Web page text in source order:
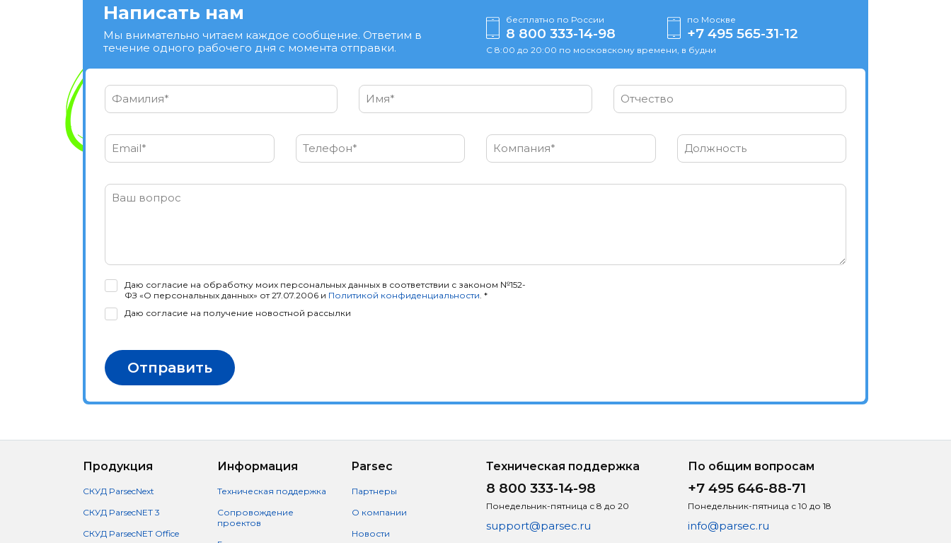
Написать нам
Мы внимательно читаем каждое сообщение. Ответим в
течение одного рабочего дня с момента отправки.
бесплатно по России
8 800 333-14-98
по Москве
+7 495 565-31-12
С 8:00 до 20:00 по московскому времени, в будни
Фамилия* Имя* Отчество
Email* Телефон* Компания* Должность
Ваш вопрос
Даю согласие на обработку моих персональных данных в соответствии с законом №152-
ФЗ «О персональных данных» от 27.07.2006 и Политикой конфиденциальности . *
Даю согласие на получение новостной рассылки
Отправить
Продукция
СКУД ParsecNext
СКУД ParsecNET 3
СКУД ParsecNET Office
Информация
Техническая поддержка
Сопровождение
проектов
Parsec
Партнеры
О компании
Новости
Техническая поддержка
8 800 333-14-98
Понедельник-пятница с 8 до 20
support@parsec.ru
По общим вопросам
+7 495 646-88-71
Понедельник-пятница с 10 до 18
info@parsec.ru